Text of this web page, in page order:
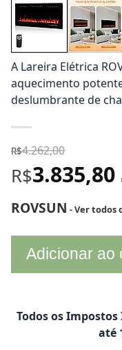
A Lareira Elétrica
aquecimento
deslumbrante de
R$4.262,00
R$3.835,80
ROVSUN - Ver todos
Adicionar ao
Todos os
até